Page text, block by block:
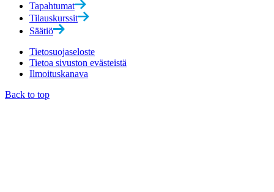
Tapahtumat
Tilauskurssit
Säätiö
Tietosuojaseloste
Tietoa sivuston evästeistä
Ilmoituskanava
Back to top